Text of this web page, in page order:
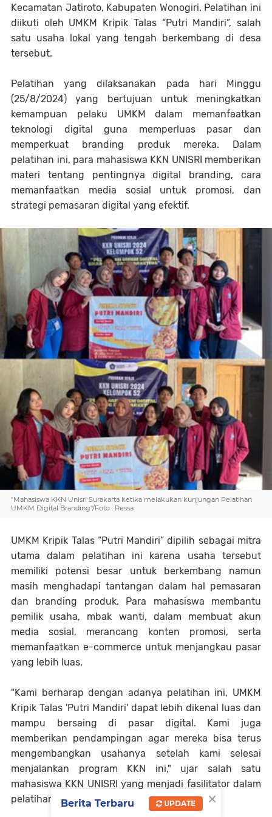
Kecamatan Jatiroto, Kabupaten Wonogiri. Pelatihan ini
diikuti oleh UMKM Kripik Talas “Putri Mandiri”, salah
satu usaha lokal yang tengah berkembang di desa
tersebut.
Pelatihan yang dilaksanakan pada hari Minggu
(25/8/2024) yang bertujuan untuk meningkatkan
kemampuan pelaku UMKM dalam memanfaatkan
teknologi digital guna memperluas pasar dan
memperkuat branding produk mereka. Dalam
pelatihan ini, para mahasiswa KKN UNISRI memberikan
materi tentang pentingnya digital branding, cara
memanfaatkan media sosial untuk promosi, dan
strategi pemasaran digital yang efektif.
"Mahasiswa KKN Unisri Surakarta ketika melakukan kunjungan Pelatihan
UMKM Digital Branding"/Foto : Ressa
UMKM Kripik Talas “Putri Mandiri” dipilih sebagai mitra
utama dalam pelatihan ini karena usaha tersebut
memiliki potensi besar untuk berkembang namun
masih menghadapi tantangan dalam hal pemasaran
dan branding produk. Para mahasiswa membantu
pemilik usaha, mbak wanti, dalam membuat akun
media sosial, merancang konten promosi, serta
memanfaatkan e-commerce untuk menjangkau pasar
yang lebih luas.
"Kami berharap dengan adanya pelatihan ini, UMKM
Kripik Talas 'Putri Mandiri' dapat lebih dikenal luas dan
mampu bersaing di pasar digital. Kami juga
memberikan pendampingan agar mereka bisa terus
mengembangkan usahanya setelah kami selesai
menjalankan program KKN ini," ujar salah satu
mahasiswa KKN UNISRI yang menjadi fasilitator dalam
pelatihan tersebut.
×
Berita Terbaru UPDATE